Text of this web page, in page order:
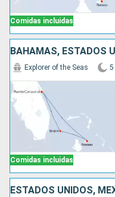
Comidas incluidas
BAHAMAS, ESTADOS
Comidas incluidas
Explorer of the Seas 5
ESTADOS UNIDOS,